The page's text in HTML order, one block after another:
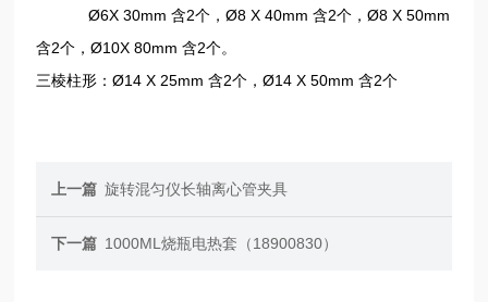
Ø6X 30mm 含2个，Ø8 X 40mm 含2个，Ø8 X 50mm
含2个，Ø10X 80mm 含2个。
三棱柱形：Ø14 X 25mm 含2个，Ø14 X 50mm 含2个
上一篇 旋转混匀仪长轴离心管夹具
下一篇 1000ML烧瓶电热套（18900830）